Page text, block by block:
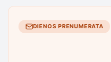
DIENOS PRENUMERATA